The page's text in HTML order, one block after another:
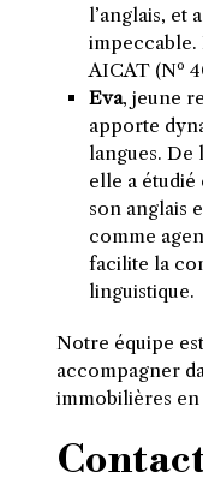
l’anglais, et
impeccable.
AICAT (Nº
Eva, jeune
apporte
langues. De
elle a
son anglais
comme
facilite la
linguistique.
Notre équipe
accompagner
immobilières en